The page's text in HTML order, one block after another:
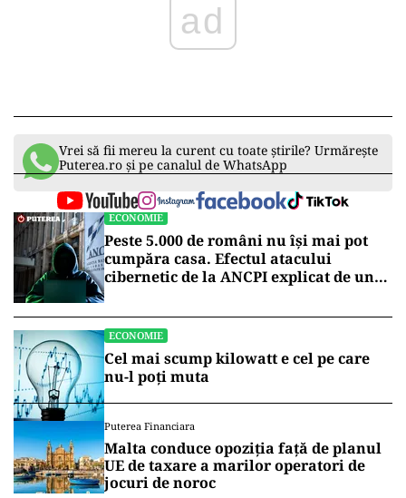
ad
Vrei să fii mereu la curent cu toate știrile? Urmărește
Puterea.ro și pe canalul de WhatsApp
ECONOMIE
Peste 5.000 de români nu își mai pot
cumpăra casa. Efectul atacului
cibernetic de la ANCPI explicat de un
ECONOMIE
Cel mai scump kilowatt e cel pe care
nu-l poți muta
Puterea Financiara
Malta conduce opoziția față de planul
UE de taxare a marilor operatori de
jocuri de noroc